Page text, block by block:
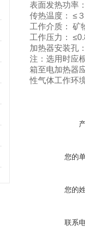
表面发热功率
传热温度： ≤
工作介质： 矿
工作压力：
加热器安装孔
注：选用时应
箱至电加热器
性气体工作环
您的
您的
联系